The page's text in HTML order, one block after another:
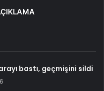
bastı, geçmişini sildi